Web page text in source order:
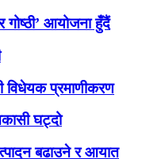
गोष्ठी’ आयोजना हुँदैं
विधेयक प्रमाणीकरण
घट्दो
बढाउने र आयात